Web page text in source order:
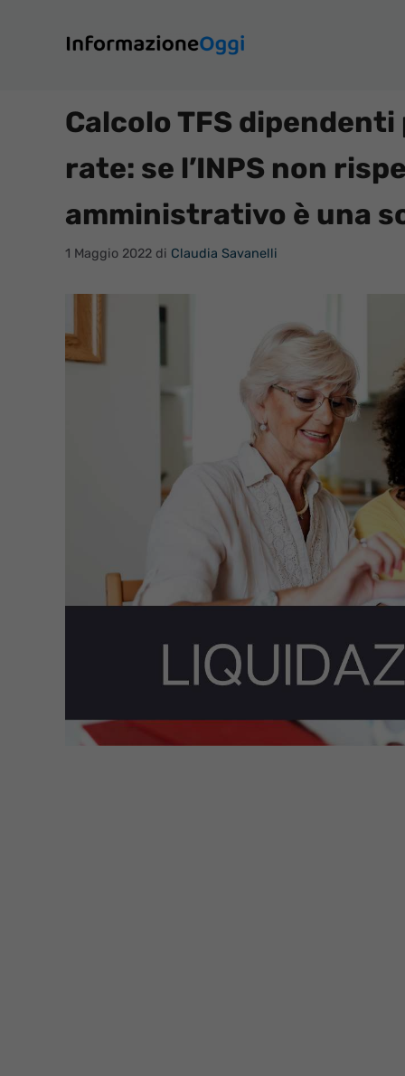
contenuto
Calcolo TFS
rate: se l’INPS non
amministrativo è una
1 Maggio 2022 di Claudia Savanelli